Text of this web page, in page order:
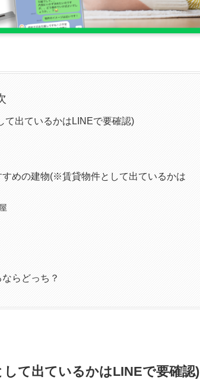
出ているかはLINEで要確認)
めの建物(※賃貸物件として出ているかは
らどっち？
て出ているかはLINEで要確認)